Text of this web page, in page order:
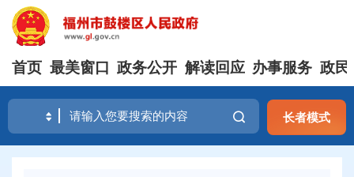
首页 最美窗口 政务公开 解读回应 办事服务 政民
长者模式